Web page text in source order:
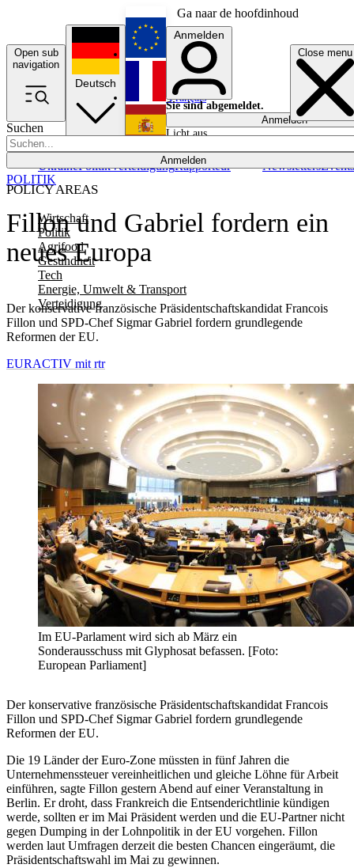
Ga naar de hoofdinhoud
Open sub
navigation
Close menu
Suchen
Anmelden
POLICY AREAS
Wirtschaft
Politik
Agrifood
Gesundheit
Tech
Energie, Umwelt & Transport
Verteidigung
UkrainePolitikVerteidigungRapporteur NewslettersEvents
Deutsch
English
Français
Anmelden
Sie sind abgemeldet.
Anmelden
Licht aus
Fillon und Gabriel fordern ein
neues Europa
Der konservative französische Präsidentschaftskandidat Francois
Fillon und SPD-Chef Sigmar Gabriel fordern grundlegende
Reformen der EU.
POLITIK
EURACTIV mit rtr
Im EU-Parlament wird sich ab März ein
Sonderausschuss mit Glyphosat befassen. [Foto:
European Parliament]
Der konservative französische Präsidentschaftskandidat Francois
Fillon und SPD-Chef Sigmar Gabriel fordern grundlegende
Reformen der EU.
Die 19 Länder der Euro-Zone müssten in fünf Jahren die
Unternehmenssteuer vereinheitlichen und gleiche Löhne für Arbeit
einführen, sagte Fillon gestern Abend auf einer Veranstaltung in
Berlin. Er droht, dass Frankreich die Entsenderichtlinie kündigen
werde, sollten er im Mai Präsident werden und die EU-Partner nicht
gegen Dumping in der Lohnpolitik in der EU vorgehen. Fillon
werden laut Umfragen derzeit die besten Chancen eingeräumt, die
Präsidentschaftswahl im Mai zu gewinnen.